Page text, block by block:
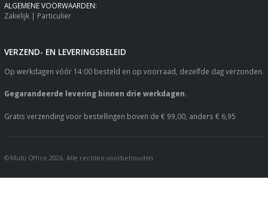
ALGEMENE VOORWAARDEN:
Zakelijk| Particulier
VERZEND- EN LEVERINGSBELEID
Op werkdagen vóór 14:00 besteld en op voorraad, dezelfde dag verzonden.
Gegarandeerde levering binnen drie werkdagen.
Gratis verzending voor bestellingen boven de € 99,00, anders € 6,95
© Multi Office 2026. Alle rechten voorbehouden